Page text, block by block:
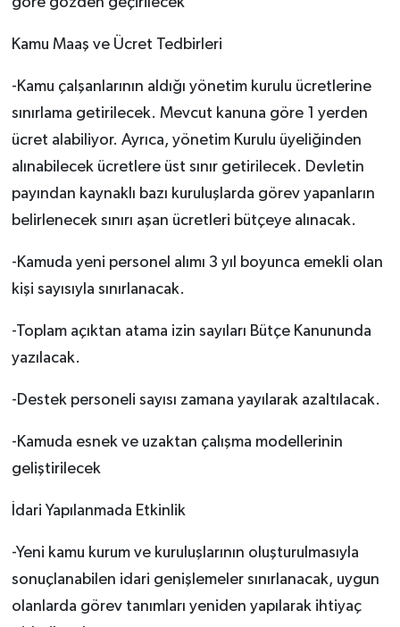
Kamu Maaş ve Ücret Tedbirleri
-Kamu çalşanlarının aldığı yönetim kurulu ücretlerine
sınırlama getirilecek. Mevcut kanuna göre 1 yerden
ücret alabiliyor. Ayrıca, yönetim Kurulu üyeliğinden
alınabilecek ücretlere üst sınır getirilecek. Devletin
payından kaynaklı bazı kuruluşlarda görev yapanların
belirlenecek sınırı aşan ücretleri bütçeye alınacak.
-Kamuda yeni personel alımı 3 yıl boyunca emekli olan
kişi sayısıyla sınırlanacak.
-Toplam açıktan atama izin sayıları Bütçe Kanununda
yazılacak.
-Destek personeli sayısı zamana yayılarak azaltılacak.
-Kamuda esnek ve uzaktan çalışma modellerinin
geliştirilecek
İdari Yapılanmada Etkinlik
-Yeni kamu kurum ve kuruluşlarının oluşturulmasıyla
sonuçlanabilen idari genişlemeler sınırlanacak, uygun
olanlarda görev tanımları yeniden yapılarak ihtiyaç